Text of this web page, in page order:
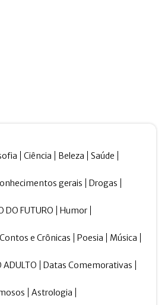
Ciência Beleza Saúde
gerais Drogas
DO FUTURO Humor
Contos e Crônicas Poesia Música
ADULTO Datas Comemorativas
Astrologia